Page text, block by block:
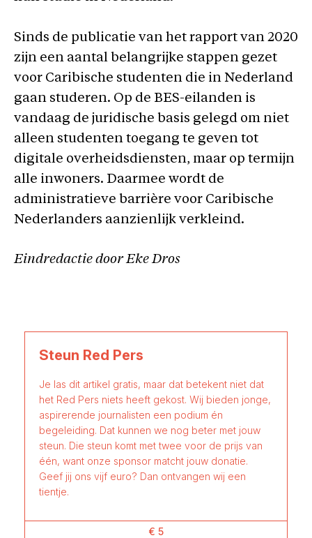
Sinds de publicatie van het rapport van 2020
zijn een aantal belangrijke stappen gezet
voor Caribische studenten die in Nederland
gaan studeren. Op de BES-eilanden is
vandaag de juridische basis gelegd om niet
alleen studenten toegang te geven tot
digitale overheidsdiensten, maar op termijn
alle inwoners. Daarmee wordt de
administratieve barrière voor Caribische
Nederlanders aanzienlijk verkleind.
Eindredactie door Eke Dros
Steun Red Pers
Je las dit artikel gratis, maar dat betekent niet dat
het Red Pers niets heeft gekost. Wij bieden jonge,
aspirerende journalisten een podium én
begeleiding. Dat kunnen we nog beter met jouw
steun. Die steun komt met twee voor de prijs van
één, want onze sponsor matcht jouw donatie.
Geef jij ons vijf euro? Dan ontvangen wij een
tientje.
€ 5